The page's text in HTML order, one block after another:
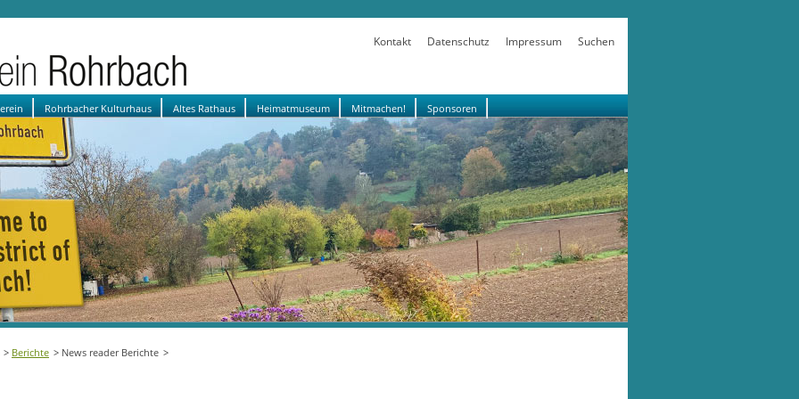
Kontakt Datenschutz Impressum Suchen
Rohrbacher Kulturhaus Altes Rathaus Heimatmuseum Mitmachen! Sponsoren
Berichte News reader Berichte